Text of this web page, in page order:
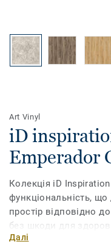
Art Vinyl
iD
Emperador
Колекція iD
функціональність,
простір відповідно
без шкоди для
природою кольори та
Далі